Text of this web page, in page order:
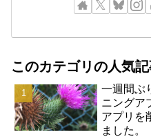
このカテゴリの人気
一週間ぶ
ニングア
アプリを
ました。